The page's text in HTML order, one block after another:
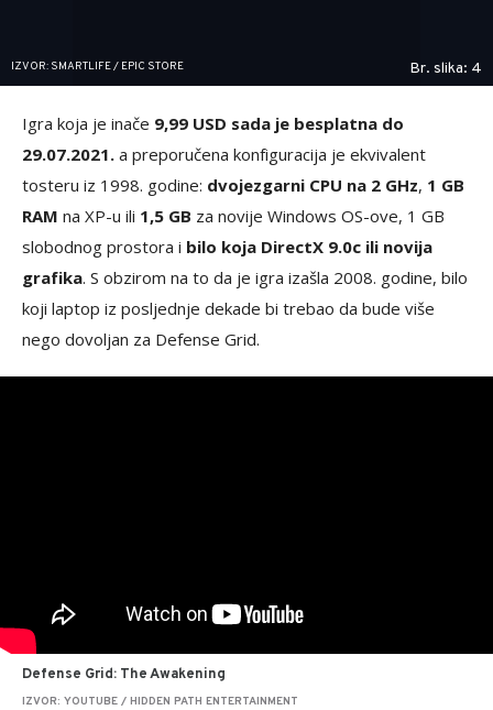
IZVOR: SMARTLIFE / EPIC STORE Br. slika: 4
Igra koja je inače 9,99 USD sada je besplatna do
29.07.2021. a preporučena konfiguracija je ekvivalent
tosteru iz 1998. godine: dvojezgarni CPU na 2 GHz, 1 GB
RAM na XP-u ili 1,5 GB za novije Windows OS-ove, 1 GB
slobodnog prostora i bilo koja DirectX 9.0c ili novija
grafika. S obzirom na to da je igra izašla 2008. godine, bilo
koji laptop iz posljednje dekade bi trebao da bude više
nego dovoljan za Defense Grid.
Defense Grid: The Awakening
IZVOR: YOUTUBE / HIDDEN PATH ENTERTAINMENT